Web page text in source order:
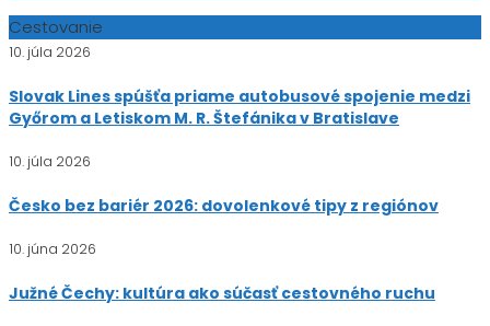
Cestovanie
10. júla 2026
Slovak Lines spúšťa priame autobusové spojenie medzi
Győrom a Letiskom M. R. Štefánika v Bratislave
10. júla 2026
Česko bez bariér 2026: dovolenkové tipy z regiónov
10. júna 2026
Južné Čechy: kultúra ako súčasť cestovného ruchu